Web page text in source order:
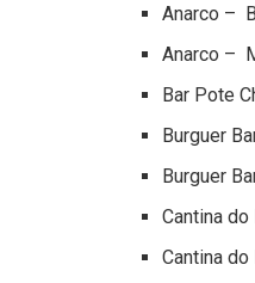
Anarco –
Anarco –
Bar Pote
Burguer
Burguer
Cantina
Cantina